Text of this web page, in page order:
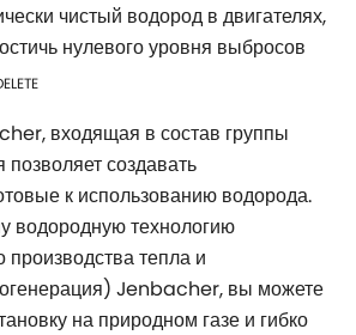
чистый водород в двигателях,
нулевого уровня выбросов
входящая в состав группы
позволяет создавать
к использованию водорода.
водородную технологию
производства тепла и
Jenbacher, вы можете
на природном газе и гибко